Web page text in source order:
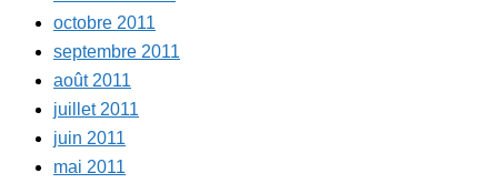
octobre 2011
septembre 2011
août 2011
juillet 2011
juin 2011
mai 2011